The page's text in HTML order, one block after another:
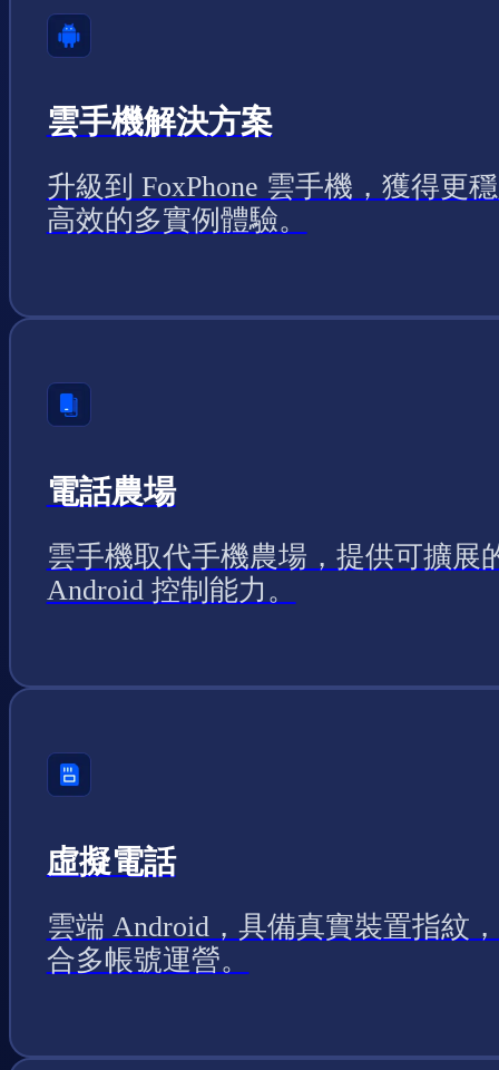
雲手機解決方案
升級到 FoxPhone 雲手機，獲得更
高效的多實例體驗。
電話農場
雲手機取代手機農場，提供可擴展
Android 控制能力。
虛擬電話
雲端 Android，具備真實裝置指紋
合多帳號運營。